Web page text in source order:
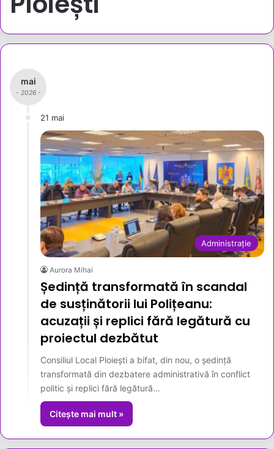
mai
- 2026 -
21 mai
Administrație
Aurora Mihai
Ședință transformată în scandal
de susținătorii lui Polițeanu:
acuzații și replici fără legătură cu
proiectul dezbătut
Consiliul Local Ploiești a bifat, din nou, o ședință
transformată din dezbatere administrativă în conflict
politic și replici fără legătură…
Citește mai mult »